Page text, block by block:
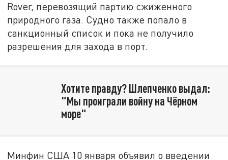
Rover, перевозящий партию сжиженного
природного газа. Судно также попало в
санкционный список и пока не получило
разрешения для захода в порт.
Хотите правду? Шлепченко выдал:
"Мы проиграли войну на Чёрном
море"
Минфин США 10 января объявил о введении